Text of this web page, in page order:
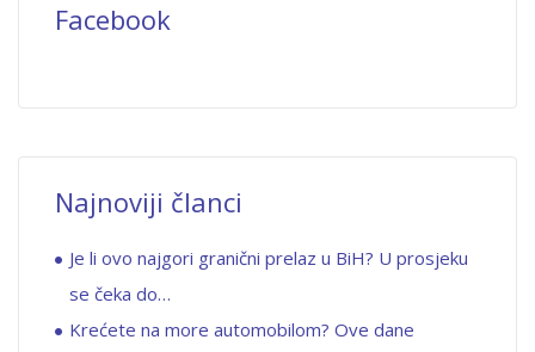
Facebook
Najnoviji članci
Je li ovo najgori granični prelaz u BiH? U prosjeku
se čeka do…
Krećete na more automobilom? Ove dane